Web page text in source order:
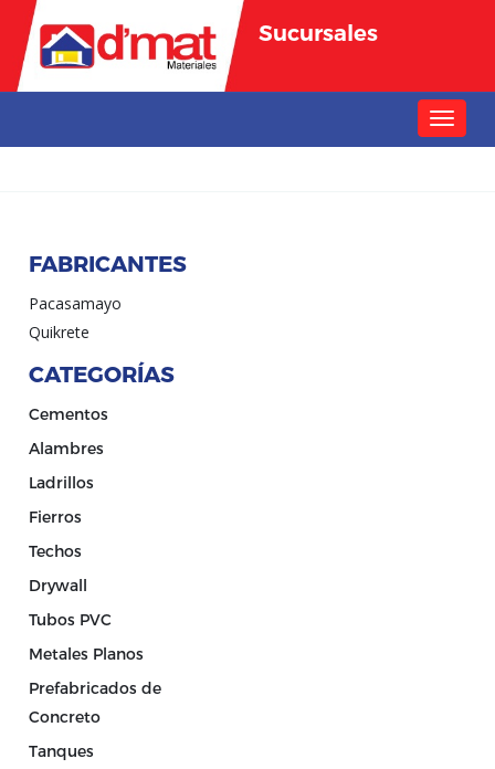
Sucursales
Toggle
FABRICANTES
Pacasamayo
Quikrete
CATEGORÍAS
Cementos
Alambres
Ladrillos
Fierros
Techos
Drywall
Tubos PVC
Metales Planos
Prefabricados de
Concreto
Tanques